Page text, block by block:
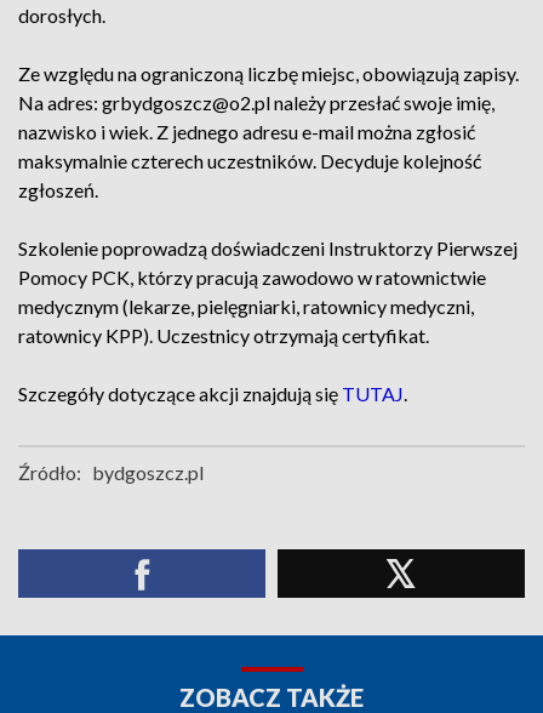
dorosłych.
Ze względu na ograniczoną liczbę miejsc, obowiązują zapisy.
Na adres: grbydgoszcz@o2.pl należy przesłać swoje imię,
nazwisko i wiek. Z jednego adresu e-mail można zgłosić
maksymalnie czterech uczestników. Decyduje kolejność
zgłoszeń.
Szkolenie poprowadzą doświadczeni Instruktorzy Pierwszej
Pomocy PCK, którzy pracują zawodowo w ratownictwie
medycznym (lekarze, pielęgniarki, ratownicy medyczni,
ratownicy KPP). Uczestnicy otrzymają certyfikat.
Szczegóły dotyczące akcji znajdują się TUTAJ.
Źródło: bydgoszcz.pl
ZOBACZ TAKŻE